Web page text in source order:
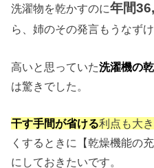
洗濯物を乾かすのに年間
ら、姉のその発言もうなずけ
高いと思っていた洗濯機の
は驚きでした。
干す手間が省ける利点も大
くするときに【乾燥機能の
にしておきたいです。